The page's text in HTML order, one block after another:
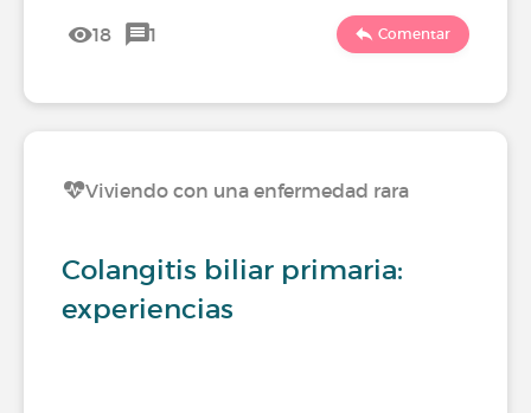
18 1 Comentar
Viviendo con una enfermedad rara
Colangitis biliar primaria:
experiencias